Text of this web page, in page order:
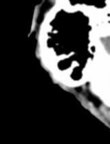
醫師集中高度注意力
果有一套可以協助
他們的深度學習系
究人員使用 Amazon
訓練及推論
神經網路